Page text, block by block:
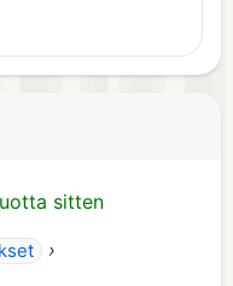
sitten
›